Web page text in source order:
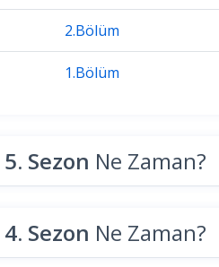
2.Bölüm
1.Bölüm
5. Sezon Ne Zaman?
4. Sezon Ne Zaman?